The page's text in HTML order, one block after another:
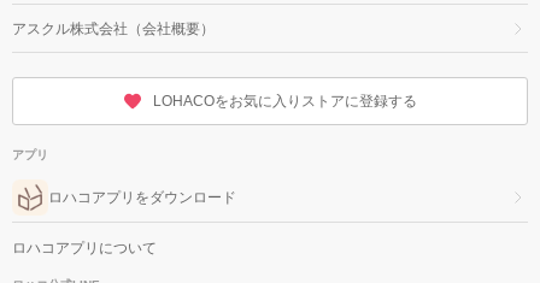
アスクル株式会社（会社概要）
LOHACOをお気に入りストアに登録する
アプリ
ロハコアプリをダウンロード
ロハコアプリについて